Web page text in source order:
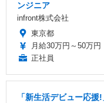
ンジニア
infront株式会社
東京都
月給30万円～50万円
正社員
「新生活デビュー応